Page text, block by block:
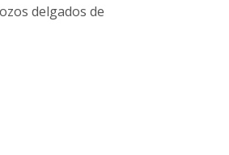
delgados de